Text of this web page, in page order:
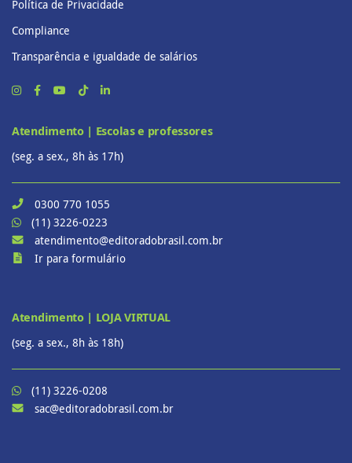
Política de Privacidade
Compliance
Transparência e igualdade de salários
Atendimento | Escolas e professores
(seg. a sex., 8h às 17h)
0300 770 1055
(11) 3226-0223
atendimento@editoradobrasil.com.br
Ir para formulário
Atendimento | LOJA VIRTUAL
(seg. a sex., 8h às 18h)
(11) 3226-0208
sac@editoradobrasil.com.br